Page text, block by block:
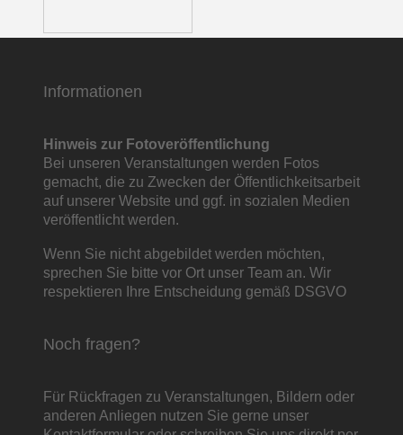
Informationen
Hinweis zur Fotoveröffentlichung
Bei unseren Veranstaltungen werden Fotos
gemacht, die zu Zwecken der Öffentlichkeitsarbeit
auf unserer Website und ggf. in sozialen Medien
veröffentlicht werden.
Wenn Sie nicht abgebildet werden möchten,
sprechen Sie bitte vor Ort unser Team an. Wir
respektieren Ihre Entscheidung gemäß DSGVO
Noch fragen?
Für Rückfragen zu Veranstaltungen, Bildern oder
anderen Anliegen nutzen Sie gerne unser